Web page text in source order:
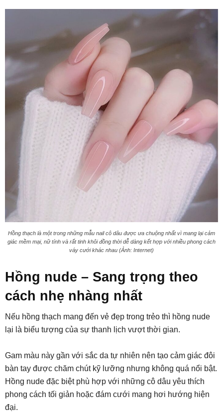
Hồng thạch là một trong những mẫu nail cô dâu được ưa chuộng nhất vì mang lại cảm
giác mềm mại, nữ tính và rất tinh khôi đồng thời dễ dàng kết hợp với nhiều phong cách
váy cưới khác nhau (Ảnh: Internet)
Hồng nude – Sang trọng theo
cách nhẹ nhàng nhất
Nếu hồng thạch mang đến vẻ đẹp trong trẻo thì hồng nude
lại là biểu tượng của sự thanh lịch vượt thời gian.
Gam màu này gần với sắc da tự nhiên nên tạo cảm giác đôi
bàn tay được chăm chút kỹ lưỡng nhưng không quá nổi bật.
Hồng nude đặc biệt phù hợp với những cô dâu yêu thích
phong cách tối giản hoặc đám cưới mang hơi hướng hiện
đại.